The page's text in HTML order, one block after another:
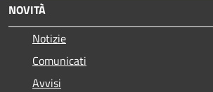
NOVITÀ
Notizie
Comunicati
Avvisi